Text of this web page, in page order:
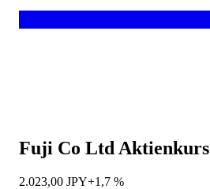
Fuji Co Ltd Aktienkurs
2.023,00 JPY+1,7 %